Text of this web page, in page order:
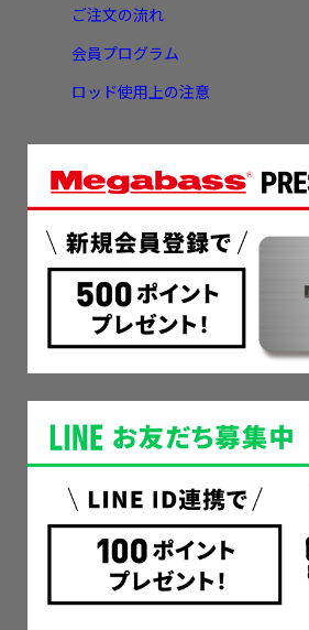
ご注文の流れ
会員プログラム
ロッド使用上の注意